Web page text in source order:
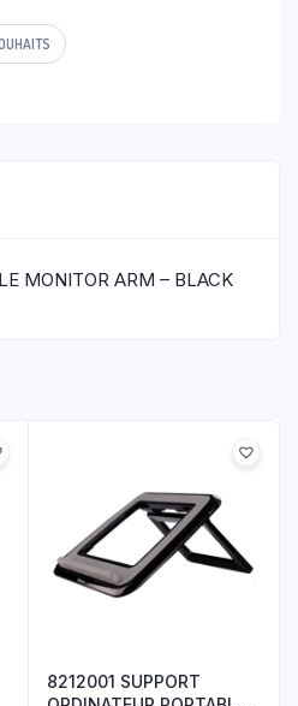
MONITOR ARM – BLACK
8212001 SUPPORT